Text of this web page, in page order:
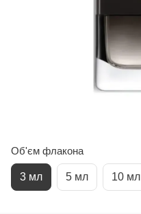
Об'єм флакона
3 мл 5 мл 10 мл